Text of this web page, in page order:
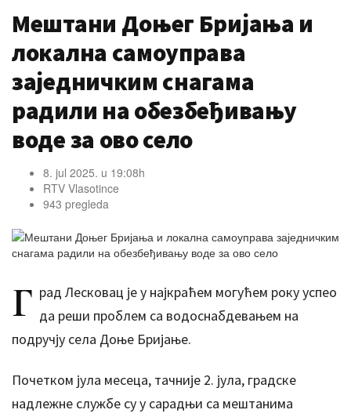
Мештани Доњег Бријања и
локална самоуправа
заједничким снагама
радили на обезбеђивању
воде за ово село
8. jul 2025. u 19:08h
RTV Vlasotince
943 pregleda
Г рад Лесковац је у најкраћем могућем року успео
да реши проблем са водоснабдевањем на
подручју села Доње Бријање.
Почетком јула месеца, тачније 2. јула, градске
надлежне службе су у сарадњи са мештанима